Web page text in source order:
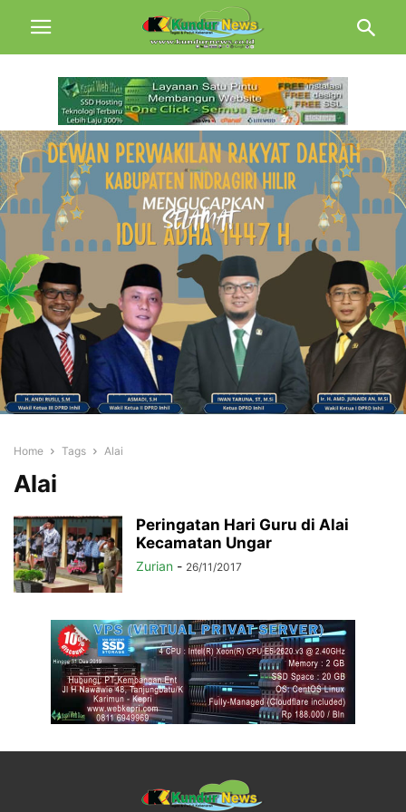
Home Tags Alai
Alai
Peringatan Hari Guru di Alai
Kecamatan Ungar
Zurian - 26/11/2017